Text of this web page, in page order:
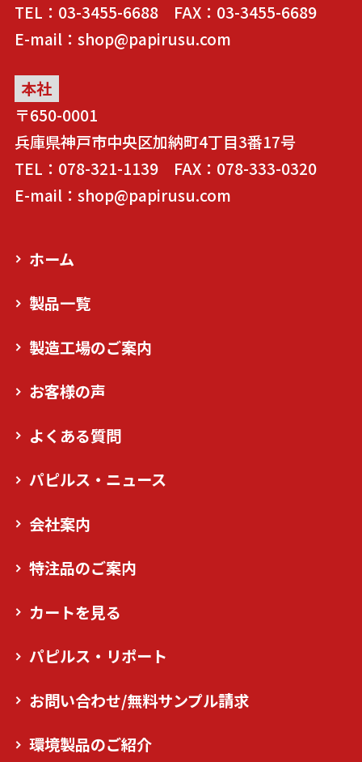
TEL：03-3455-6688 FAX：03-3455-6689
E-mail：shop@papirusu.com
本社
〒650-0001
兵庫県神戸市中央区加納町4丁目3番17号
TEL：078-321-1139 FAX：078-333-0320
E-mail：shop@papirusu.com
ホーム
製品一覧
製造工場のご案内
お客様の声
よくある質問
パピルス・ニュース
会社案内
特注品のご案内
カートを見る
パピルス・リポート
お問い合わせ/無料サンプル請求
環境製品のご紹介